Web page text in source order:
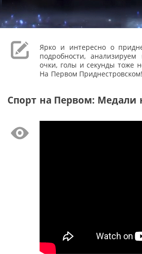
Ярко и интересно о
подробности,
очки, голы и секунды тоже
На Первом Приднестровском!
Спорт на Первом: Медали